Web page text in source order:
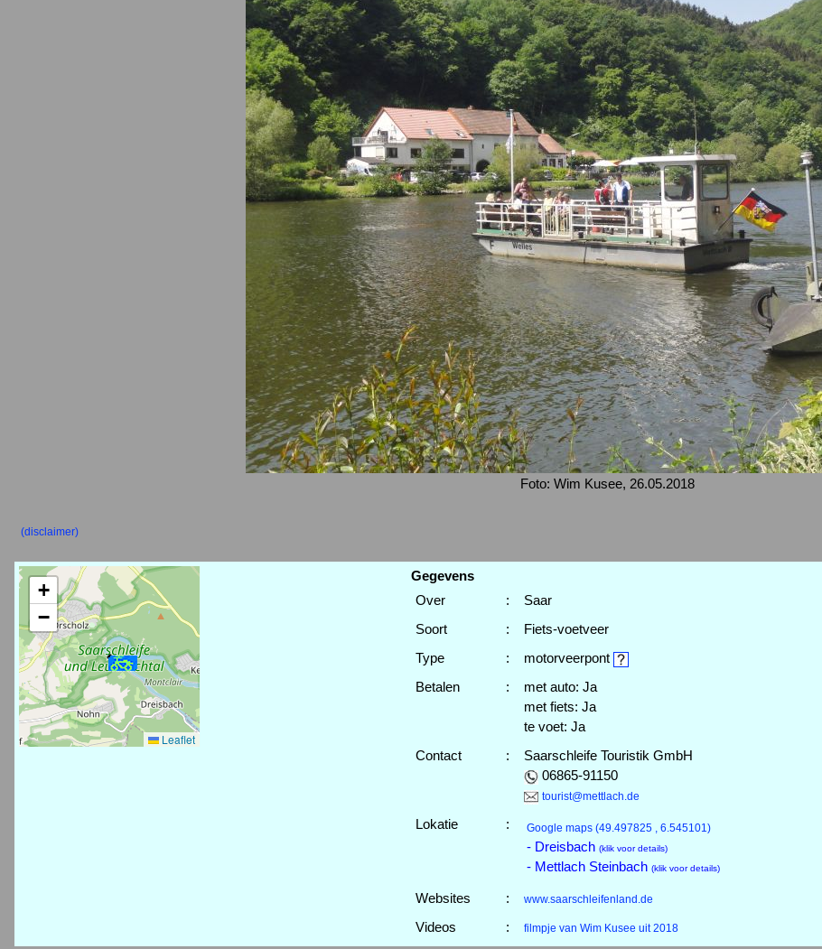
Foto: Wim Kusee, 26.05.2018
(disclaimer)
+
−
Leaflet
Gegevens
Over
:
Saar
Soort
:
Fiets-voetveer
Type
:
motorveerpont
Betalen
:
met auto: Ja
met fiets: Ja
te voet: Ja
Contact
:
Saarschleife Touristik GmbH
06865-91150
tourist@mettlach.de
Lokatie : Google maps (49.497825 , 6.545101)
- Dreisbach (klik voor details)
- Mettlach Steinbach (klik voor details)
Websites : www.saarschleifenland.de
Videos : filmpje van Wim Kusee uit 2018